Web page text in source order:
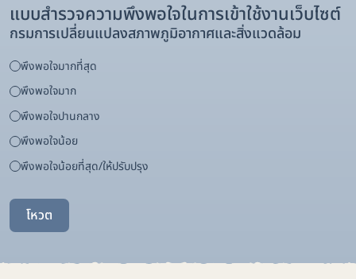
แบบสำรวจความพึงพอใจในการเข้าใช้งานเว็บไซต์
กรมการเปลี่ยนแปลงสภาพภูมิอากาศและสิ่งแวดล้อม
พึงพอใจมากที่สุด
พึงพอใจมาก
พึงพอใจปานกลาง
พึงพอใจน้อย
พึงพอใจน้อยที่สุด/ให้ปรับปรุง
โหวต